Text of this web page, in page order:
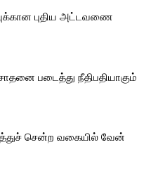
புதிய அட்டவணை
படைத்து நீதிபதியாகும்
சென்ற வகையில் வேன்